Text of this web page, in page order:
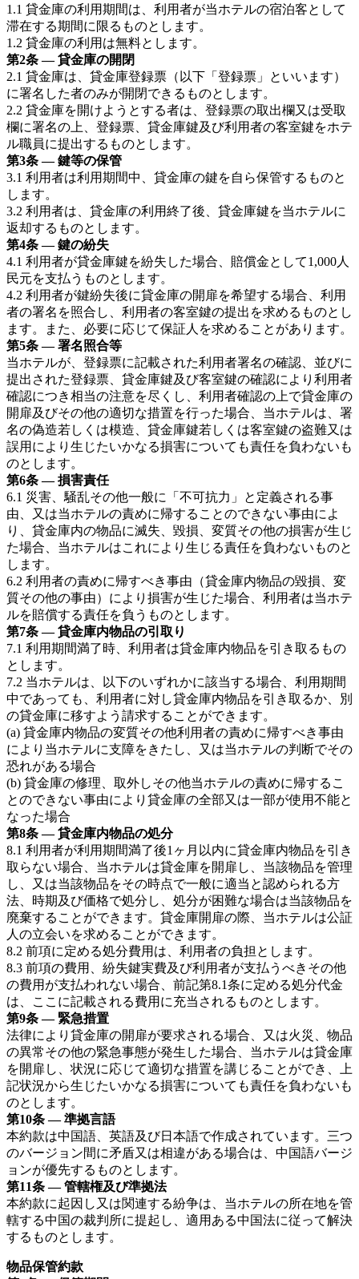
1.1 貸金庫の利用期間は、利用者が当ホテルの宿泊客として
滞在する期間に限るものとします。
1.2 貸金庫の利用は無料とします。
第2条 — 貸金庫の開閉
2.1 貸金庫は、貸金庫登録票（以下「登録票」といいます）
に署名した者のみが開閉できるものとします。
2.2 貸金庫を開けようとする者は、登録票の取出欄又は受取
欄に署名の上、登録票、貸金庫鍵及び利用者の客室鍵をホテ
ル職員に提出するものとします。
第3条 — 鍵等の保管
3.1 利用者は利用期間中、貸金庫の鍵を自ら保管するものと
します。
3.2 利用者は、貸金庫の利用終了後、貸金庫鍵を当ホテルに
返却するものとします。
第4条 — 鍵の紛失
4.1 利用者が貸金庫鍵を紛失した場合、賠償金として1,000人
民元を支払うものとします。
4.2 利用者が鍵紛失後に貸金庫の開扉を希望する場合、利用
者の署名を照合し、利用者の客室鍵の提出を求めるものとし
ます。また、必要に応じて保証人を求めることがあります。
第5条 — 署名照合等
当ホテルが、登録票に記載された利用者署名の確認、並びに
提出された登録票、貸金庫鍵及び客室鍵の確認により利用者
確認につき相当の注意を尽くし、利用者確認の上で貸金庫の
開扉及びその他の適切な措置を行った場合、当ホテルは、署
名の偽造若しくは模造、貸金庫鍵若しくは客室鍵の盗難又は
誤用により生じたいかなる損害についても責任を負わないも
のとします。
第6条 — 損害責任
6.1 災害、騒乱その他一般に「不可抗力」と定義される事
由、又は当ホテルの責めに帰することのできない事由によ
り、貸金庫内の物品に滅失、毀損、変質その他の損害が生じ
た場合、当ホテルはこれにより生じる責任を負わないものと
します。
6.2 利用者の責めに帰すべき事由（貸金庫内物品の毀損、変
質その他の事由）により損害が生じた場合、利用者は当ホテ
ルを賠償する責任を負うものとします。
第7条 — 貸金庫内物品の引取り
7.1 利用期間満了時、利用者は貸金庫内物品を引き取るもの
とします。
7.2 当ホテルは、以下のいずれかに該当する場合、利用期間
中であっても、利用者に対し貸金庫内物品を引き取るか、別
の貸金庫に移すよう請求することができます。
(a) 貸金庫内物品の変質その他利用者の責めに帰すべき事由
により当ホテルに支障をきたし、又は当ホテルの判断でその
恐れがある場合
(b) 貸金庫の修理、取外しその他当ホテルの責めに帰するこ
とのできない事由により貸金庫の全部又は一部が使用不能と
なった場合
第8条 — 貸金庫内物品の処分
8.1 利用者が利用期間満了後1ヶ月以内に貸金庫内物品を引き
取らない場合、当ホテルは貸金庫を開扉し、当該物品を管理
し、又は当該物品をその時点で一般に適当と認められる方
法、時期及び価格で処分し、処分が困難な場合は当該物品を
廃棄することができます。貸金庫開扉の際、当ホテルは公証
人の立会いを求めることができます。
8.2 前項に定める処分費用は、利用者の負担とします。
8.3 前項の費用、紛失鍵実費及び利用者が支払うべきその他
の費用が支払われない場合、前記第8.1条に定める処分代金
は、ここに記載される費用に充当されるものとします。
第9条 — 緊急措置
法律により貸金庫の開扉が要求される場合、又は火災、物品
の異常その他の緊急事態が発生した場合、当ホテルは貸金庫
を開扉し、状況に応じて適切な措置を講じることができ、上
記状況から生じたいかなる損害についても責任を負わないも
のとします。
第10条 — 準拠言語
本約款は中国語、英語及び日本語で作成されています。三つ
のバージョン間に矛盾又は相違がある場合は、中国語バージ
ョンが優先するものとします。
第11条 — 管轄権及び準拠法
本約款に起因し又は関連する紛争は、当ホテルの所在地を管
轄する中国の裁判所に提起し、適用ある中国法に従って解決
するものとします。
物品保管約款